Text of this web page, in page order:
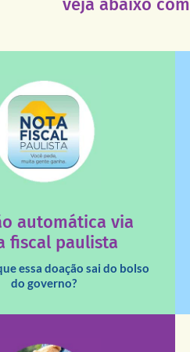
automática via
fiscal paulista
essa doação sai do bolso
do governo?
que os créditos das notas
saiba mais